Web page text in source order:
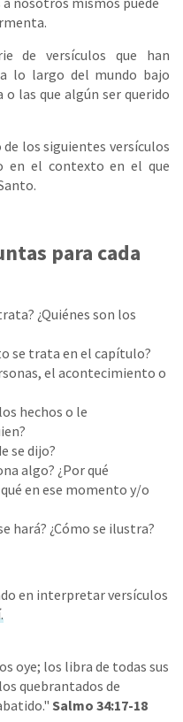
de versículos que han
lo largo del mundo bajo
las que algún ser querido
los siguientes versículos
en el contexto en el que
para cada
¿Quiénes son los
se trata en el capítulo?
el acontecimiento o
hechos o le
se dijo?
algo? ¿Por qué
en ese momento y/o
hará? ¿Cómo se ilustra?
en interpretar versículos
oye; los libra de todas sus
quebrantados de
Salmo 34:17-18